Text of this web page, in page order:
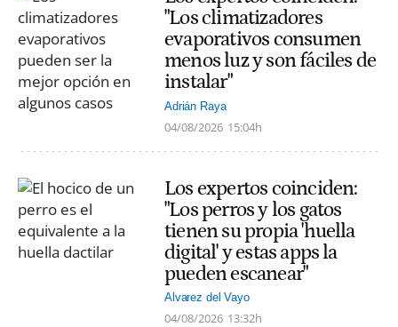
"Los climatizadores
evaporativos consumen
menos luz y son fáciles de
instalar"
Adrián Raya
04/08/2026 15:04h
Los expertos coinciden:
"Los perros y los gatos
tienen su propia 'huella
digital' y estas apps la
pueden escanear"
Alvarez del Vayo
04/08/2026 13:32h